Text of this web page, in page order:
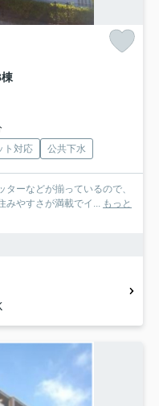
ト対応 公共下水
ーなどが揃っているので、
みやすさが満載でイ... もっと